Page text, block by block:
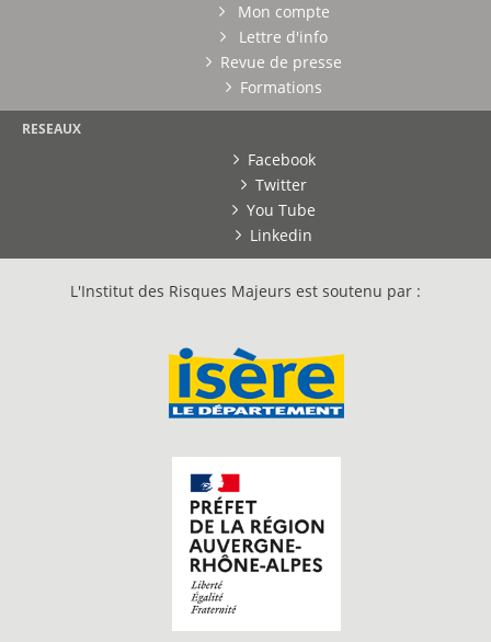
Mon compte
Lettre d'info
Revue de presse
Formations
RESEAUX
Facebook
Twitter
You Tube
Linkedin
L'Institut des Risques Majeurs est soutenu par :